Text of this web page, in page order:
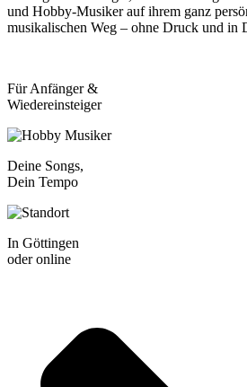
und Hobby-Musiker auf ihrem ganz
musikalischen Weg – ohne Druck und in
Für Anfänger &
Wiedereinsteiger
Deine Songs,
Dein Tempo
In Göttingen
oder online